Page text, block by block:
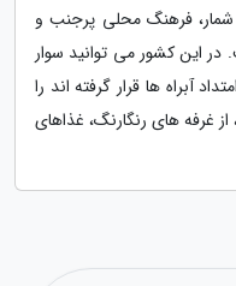
فرهنگ محلی پرجنب و
این کشور می توانید سوار
آبراه ها قرار گرفته اند را
از غرفه های رنگارنگ، غذاهای